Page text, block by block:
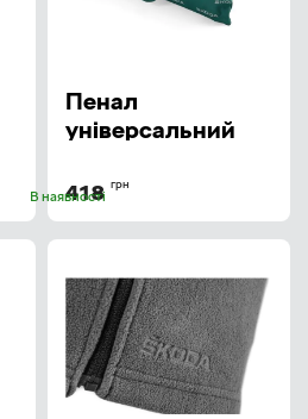
Пенал
універсальний
(6U0087404)
418 грн
В наявності